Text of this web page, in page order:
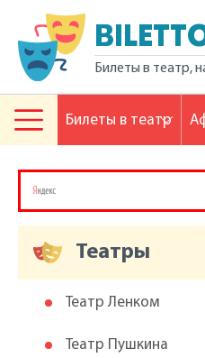
Билеты в театр,
Театры
Театр Ленком
Театр Пушкина
Билеты в театр